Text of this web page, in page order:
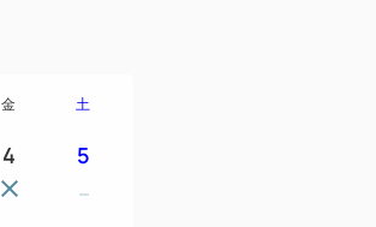
お食事内容が変更と
金 土
4 5